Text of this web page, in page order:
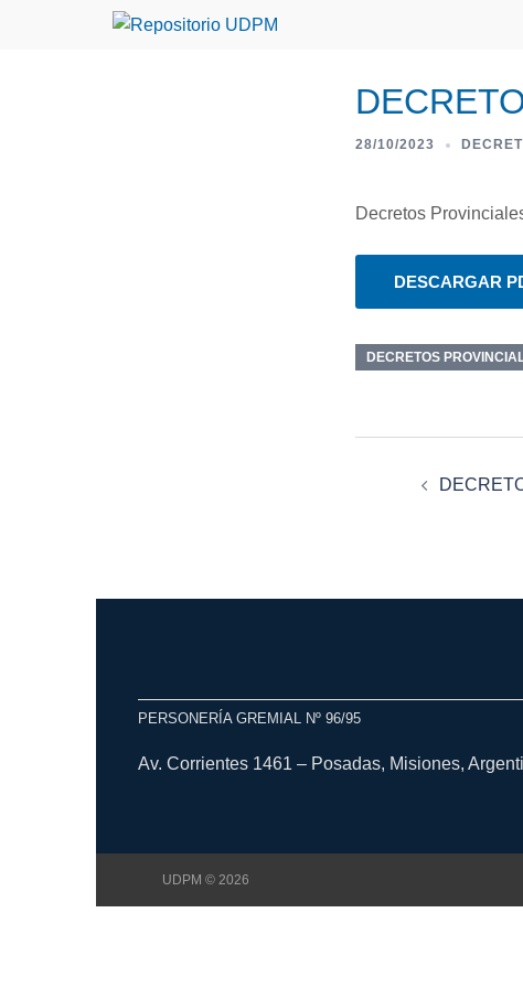
28/10/2023
Decretos
DESCARGAR
DECRETOS
PERSONERÍA GREMIAL Nº 96/95
Av. Corrientes 1461 – Posadas, Misiones,
UDPM © 2026